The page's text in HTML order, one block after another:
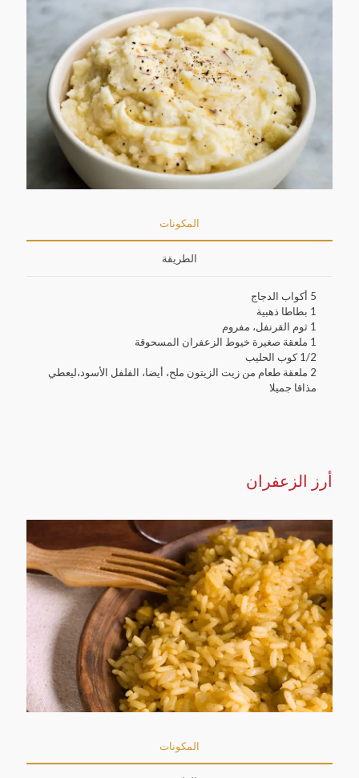
المكونات
الطريقة
5 أكواب الدجاج
1 بطاطا ذهبية
1 ثوم القرنفل، مفروم
1 ملعقة صغيرة خيوط الزعفران المسحوقة
1/2 كوب الحليب
2 ملعقة طعام من زيت الزيتون ملح، أيضا، الفلفل الأسود،ليعطي
مذاقا جميلا
أرز الزعفران
المكونات